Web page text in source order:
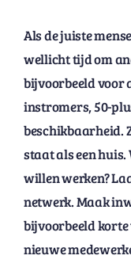
Als de juiste
wellicht tijd om
bijvoorbeeld voor
instromers, 50-
beschikbaarheid.
staat als een
willen werken?
netwerk. Maak
bijvoorbeeld korte
nieuwe